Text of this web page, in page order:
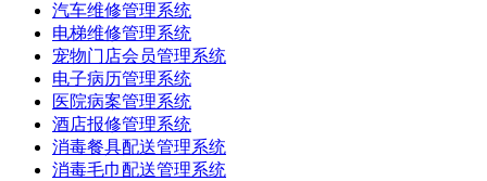
汽车维修管理系统
电梯维修管理系统
宠物门店会员管理系统
电子病历管理系统
医院病案管理系统
酒店报修管理系统
消毒餐具配送管理系统
消毒毛巾配送管理系统